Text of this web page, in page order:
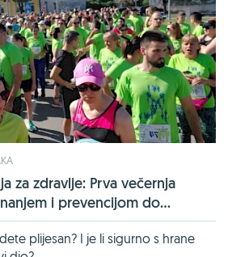
za zdravlje: Prva večernja
i prevencijom do...
plijesan? I je li sigurno s hrane